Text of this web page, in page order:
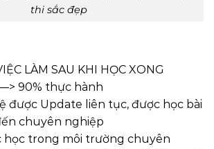
thi sắc đẹp
LÀM SAU KHI HỌC XONG
90% thực hành
được Update liên tục, được học bài
chuyên nghiệp
học trong môi trường chuyên